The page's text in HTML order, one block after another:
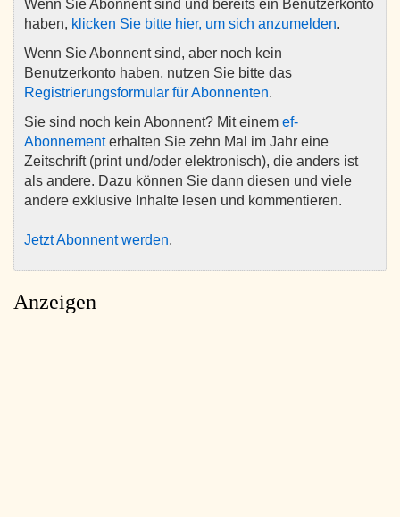
Wenn Sie Abonnent sind und bereits ein Benutzerkonto
haben, klicken Sie bitte hier, um sich anzumelden.
Wenn Sie Abonnent sind, aber noch kein
Benutzerkonto haben, nutzen Sie bitte das
Registrierungsformular für Abonnenten.
Sie sind noch kein Abonnent? Mit einem ef-
Abonnementerhalten Sie zehn Mal im Jahr eine
Zeitschrift (print und/oder elektronisch), die anders ist
als andere. Dazu können Sie dann diesen und viele
andere exklusive Inhalte lesen und kommentieren.
Jetzt Abonnent werden.
Anzeigen